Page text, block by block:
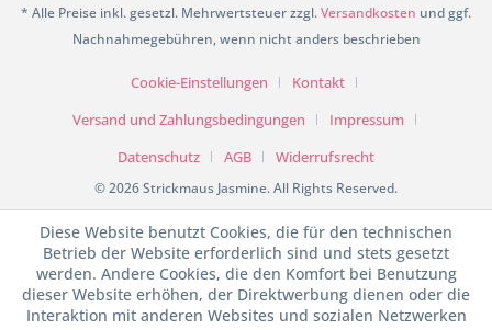
* Alle Preise inkl. gesetzl. Mehrwertsteuer zzgl.Versandkosten und ggf.
Nachnahmegebühren, wenn nicht anders beschrieben
Cookie-Einstellungen
Kontakt
Versand und Zahlungsbedingungen
Impressum
Datenschutz
AGB Widerrufsrecht
© 2026 Strickmaus Jasmine. All Rights Reserved.
Diese Website benutzt Cookies, die für den technischen
Betrieb der Website erforderlich sind und stets gesetzt
werden. Andere Cookies, die den Komfort bei Benutzung
dieser Website erhöhen, der Direktwerbung dienen oder die
Interaktion mit anderen Websites und sozialen Netzwerken